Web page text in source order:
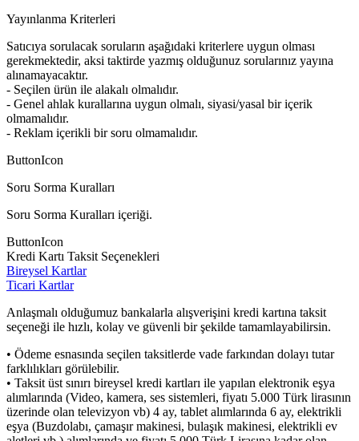
Yayınlanma Kriterleri
Satıcıya sorulacak soruların aşağıdaki kriterlere uygun olması
gerekmektedir, aksi taktirde yazmış olduğunuz sorularınız yayına
alınamayacaktır.
- Seçilen ürün ile alakalı olmalıdır.
- Genel ahlak kurallarına uygun olmalı, siyasi/yasal bir içerik
olmamalıdır.
- Reklam içerikli bir soru olmamalıdır.
ButtonIcon
Soru Sorma Kuralları
Soru Sorma Kuralları içeriği.
ButtonIcon
Kredi Kartı Taksit Seçenekleri
Bireysel Kartlar
Ticari Kartlar
Anlaşmalı olduğumuz bankalarla alışverişini kredi kartına taksit
seçeneği ile hızlı, kolay ve güvenli bir şekilde tamamlayabilirsin.
• Ödeme esnasında seçilen taksitlerde vade farkından dolayı tutar
farklılıkları görülebilir.
• Taksit üst sınırı bireysel kredi kartları ile yapılan elektronik eşya
alımlarında (Video, kamera, ses sistemleri, fiyatı 5.000 Türk lirasının
üzerinde olan televizyon vb) 4 ay, tablet alımlarında 6 ay, elektrikli
eşya (Buzdolabı, çamaşır makinesi, bulaşık makinesi, elektrikli ev